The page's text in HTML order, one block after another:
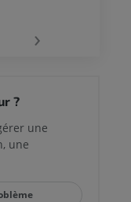
›
?
une
une